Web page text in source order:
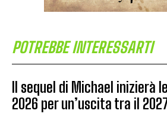
POTREBBE INTERESSARTI
Il sequel di Michael inizierà
2026 per un’uscita tra il